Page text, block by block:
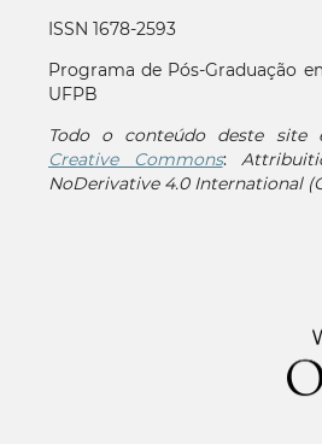
ISSN 1678-2593
Programa de Pós-Graduação
UFPB
Todo o conteúdo deste site
Creative Commons:
NoDerivative 4.0 International